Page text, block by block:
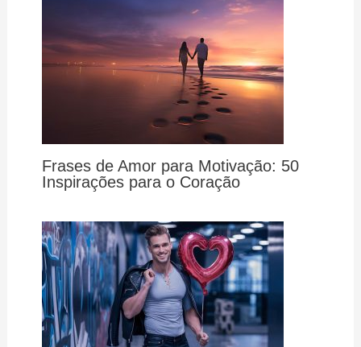
Frases de Amor para Motivação: 50
Inspirações para o Coração